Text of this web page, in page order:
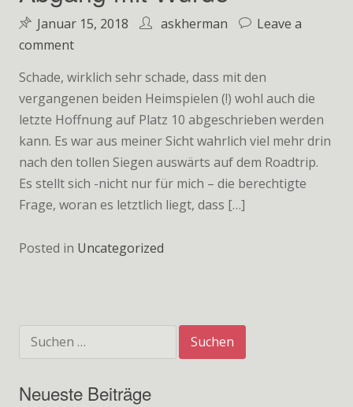
Januar 15, 2018 askherman
Leave a
commenton
mit
Würde
Schade, wirklich sehr schade, dass mit den
vergangenen beiden Heimspielen (!) wohl auch die
letzte Hoffnung auf Platz 10 abgeschrieben werden
kann. Es war aus meiner Sicht wahrlich viel mehr drin
nach den tollen Siegen auswärts auf dem Roadtrip.
Es stellt sich -nicht nur für mich – die berechtigte
Frage, woran es letztlich liegt, dass […]
Posted in Uncategorized
nach:
Neueste Beiträge